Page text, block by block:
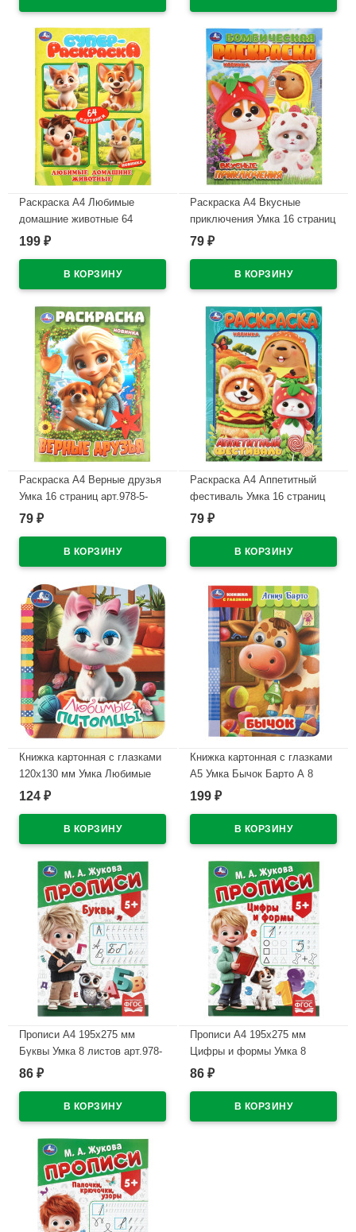
Раскраска А4 Любимые
домашние животные 64
картинки Умка 64 страницы
199 ₽
Раскраска А4 Вкусные
приключения Умка 16 страниц
арт.978-5-506-11517-5
79 ₽
Раскраска А4 Верные друзья
Умка 16 страниц арт.978-5-
506-11527-4
79 ₽
Раскраска А4 Аппетитный
фестиваль Умка 16 страниц
арт.978-5-506-11516-8
79 ₽
Книжка картонная с глазками
120х130 мм Умка Любимые
питомцы 8 стр арт.978-5-506-
124 ₽
Книжка картонная с глазками
А5 Умка Бычок Барто А 8
страниц арт.978-5-506-11253-2
199 ₽
Прописи А4 195х275 мм
Буквы Умка 8 листов арт.978-
5-506-11504-5
86 ₽
Прописи А4 195х275 мм
Цифры и формы Умка 8
листов арт.978-5-506-11502-1
86 ₽